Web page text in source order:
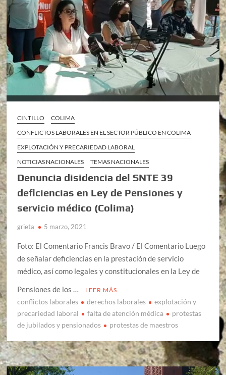
CINTILLO
COLIMA
CONFLICTOS LABORALES EN EL SECTOR PÚBLICO EN COLIMA
EXPLOTACIÓN Y PRECARIEDAD LABORAL
NOTICIAS NACIONALES
TEMAS NACIONALES
Denuncia disidencia del SNTE 39
deficiencias en Ley de Pensiones y
servicio médico (Colima)
grieta 5 marzo, 2021
Foto: El Comentario Francis Bravo / El Comentario Luego
de señalar deficiencias en la prestación de servicio
médico, así como legales y constitucionales en la Ley de
Pensiones de los …
LEER MÁS
conflictos laborales derechos laborales
explotación y
precariedad laboral
falta de atención médica
protestas
de jubilados y pensionados
protestas de maestros